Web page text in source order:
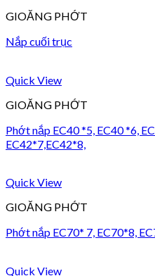
GIOĂNG PHỚT
Nắp cuối trục
Quick View
GIOĂNG PHỚT
Phớt nắp EC40 *5, EC40 *6,
EC42*7,EC42*8,
Quick View
GIOĂNG PHỚT
Phớt nắp EC70* 7, EC70*8,
Quick View